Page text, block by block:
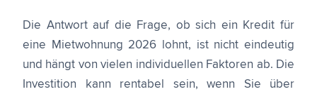
Die Antwort auf die Frage, ob sich ein Kredit für
eine Mietwohnung 2026 lohnt, ist nicht eindeutig
und hängt von vielen individuellen Faktoren ab. Die
Investition kann rentabel sein, wenn Sie über